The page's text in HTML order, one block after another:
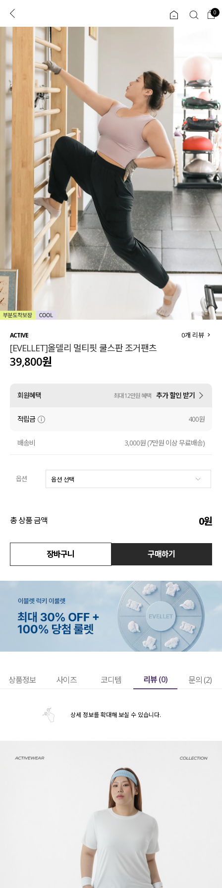
로그인 0
JP
리뷰 & 혜택 플러스핏 회원혜택
CATEGORY COMMUNITY
도착보장⚡
인플루언서 pick!
신상 5%
세트할인 ~30%
하객룩
살안타템
110사이즈
티셔츠
셔츠
원피스
니트
익스클루시브
아우터
티셔츠
니트
블라우스
원피스
언더웨어
0
ACTIVE
[EVELLET]올델리 멀티핏 쿨스판 조거팬츠
0개 리뷰
39,800원
회원혜택 최대 12만원 혜택 추가 할인 받기
적립금 400원
배송비 3,000원 (7만원 이상 무료배송)
옵션
총 상품 금액 0원
장바구니 구매하기
상품정보 사이즈 코디템 리뷰 (0) 문의 (2)
상세 정보를 확대해 보실 수 있습니다.